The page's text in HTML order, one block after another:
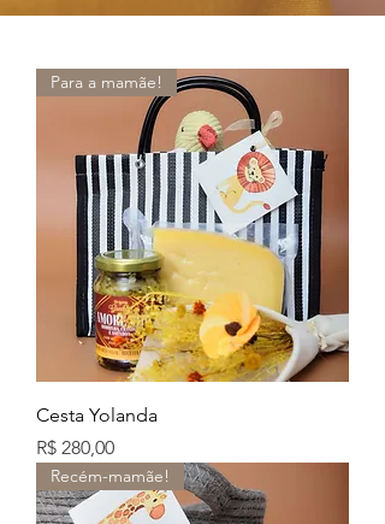
Para a mamãe!
Cesta Yolanda
Preço
R$ 280,00
Recém-mamãe!